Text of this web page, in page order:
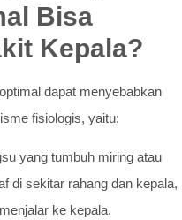
Bisa
Kepala?
dapat menyebabkan
fisiologis, yaitu:
yang tumbuh miring atau
di sekitar rahang dan kepala,
ke kepala.